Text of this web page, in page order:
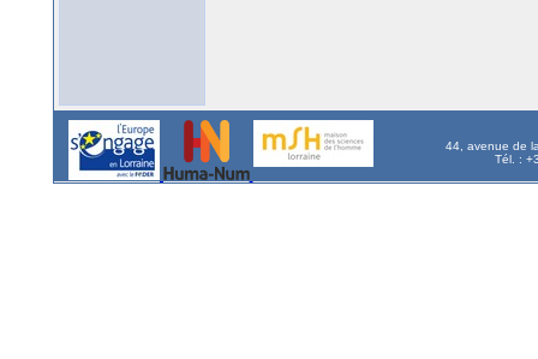
44, avenue de
Tél. :